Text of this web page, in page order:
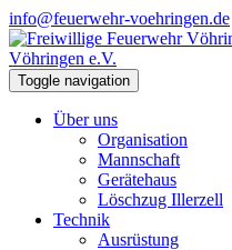
info@feuerwehr-voehringen.de
Vöhringen e.V.
Toggle navigation
Über uns
Organisation
Mannschaft
Gerätehaus
Löschzug Illerzell
Technik
Ausrüstung